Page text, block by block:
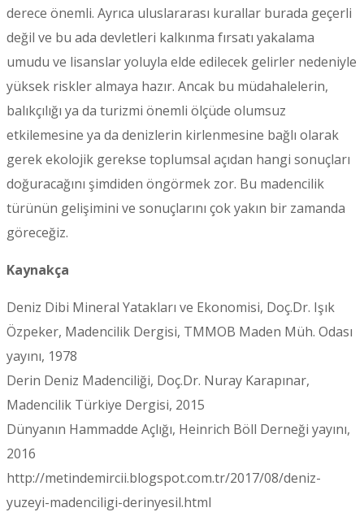
derece önemli. Ayrıca uluslararası kurallar burada geçerli
değil ve bu ada devletleri kalkınma fırsatı yakalama
umudu ve lisanslar yoluyla elde edilecek gelirler nedeniyle
yüksek riskler almaya hazır. Ancak bu müdahalelerin,
balıkçılığı ya da turizmi önemli ölçüde olumsuz
etkilemesine ya da denizlerin kirlenmesine bağlı olarak
gerek ekolojik gerekse toplumsal açıdan hangi sonuçları
doğuracağını şimdiden öngörmek zor. Bu madencilik
türünün gelişimini ve sonuçlarını çok yakın bir zamanda
göreceğiz.
Kaynakça
Deniz Dibi Mineral Yatakları ve Ekonomisi, Doç.Dr. Işık
Özpeker, Madencilik Dergisi, TMMOB Maden Müh. Odası
yayını, 1978
Derin Deniz Madenciliği, Doç.Dr. Nuray Karapınar,
Madencilik Türkiye Dergisi, 2015
Dünyanın Hammadde Açlığı, Heinrich Böll Derneği yayını,
2016
http://metindemircii.blogspot.com.tr/2017/08/deniz-
yuzeyi-madenciligi-derinyesil.html